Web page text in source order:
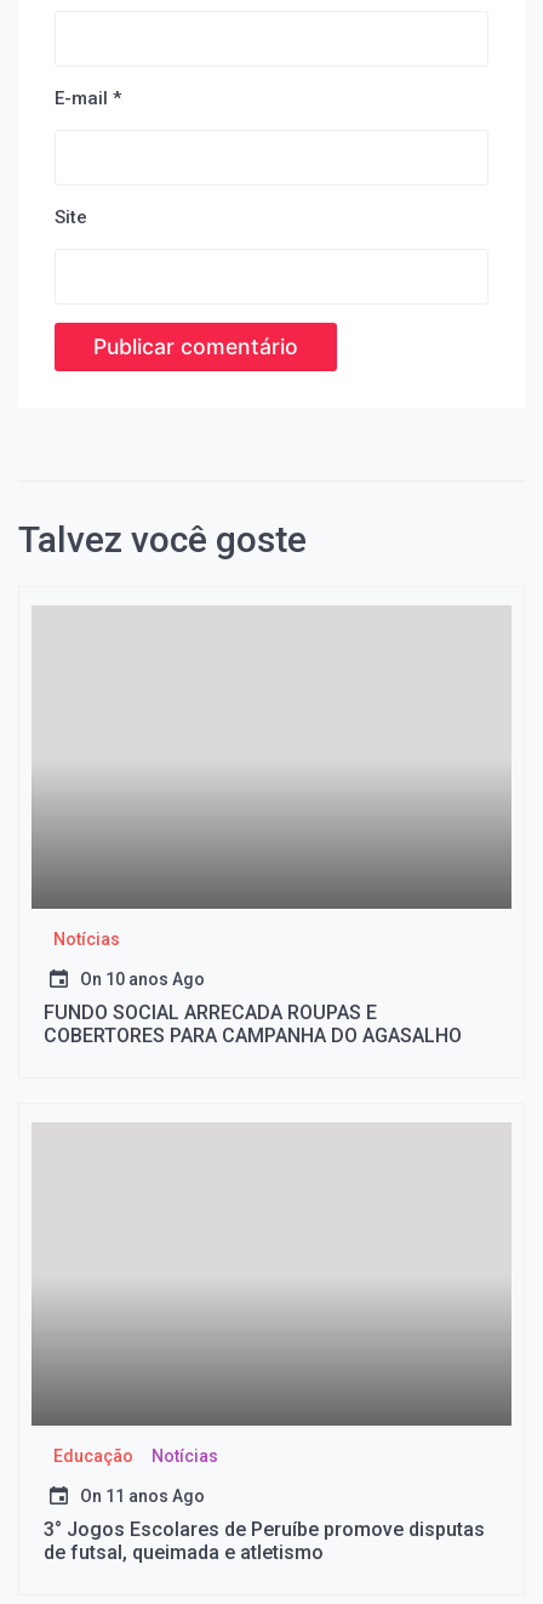
E-mail *
Site
Talvez você goste
Notícias
On 10 anos Ago
FUNDO SOCIAL ARRECADA ROUPAS E
COBERTORES PARA CAMPANHA DO AGASALHO
Educação Notícias
On 11 anos Ago
3° Jogos Escolares de Peruíbe promove disputas
de futsal, queimada e atletismo